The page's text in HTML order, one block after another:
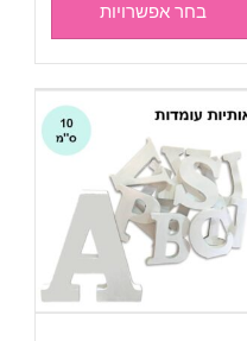
בחר אפשרויות